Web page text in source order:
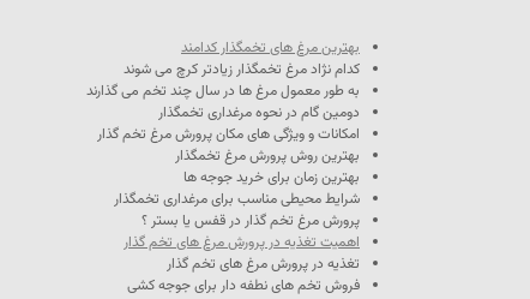
بهترین مرغ های تخمگذار کدامند
کدام نژاد مرغ تخمگذار زیادتر کرچ می شوند
به طور معمول مرغ ها در سال چند تخم می گذارند
دومین گام در نحوه مرغداری تخمگذار
امکانات و ویژگی های مکان پرورش مرغ تخم گذار
بهترین روش پرورش مرغ تخمگذار
بهترین زمان برای خرید جوجه ها
شرایط محیطی مناسب برای مرغداری تخمگذار
پرورش مرغ تخم گذار در قفس یا بستر ؟
اهمیت تغذیه در پرورش مرغ های تخم گذار
تغذیه در پرورش مرغ های تخم گذار
فروش تخم های نطفه دار برای جوجه کشی